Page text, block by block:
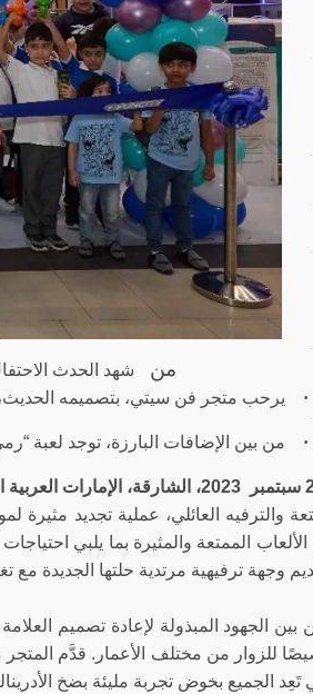
من
شهد الحدث
·
يرحب متجر فن سيتي، بتصميمه
· من بين الإضافات البارزة، توجد لعبة
والترفيه العائلي، عملية تجديد
الممتعة والمثيرة بما يلبي
وجهة ترفيهية مرتدية حلتها الجديدة مع
بين الجهود المبذولة لإعادة تصميم
للزوار من مختلف الأعمار. قدَّم المتجر
تَعِد الجميع بخوض تجربة مليئة بضخ